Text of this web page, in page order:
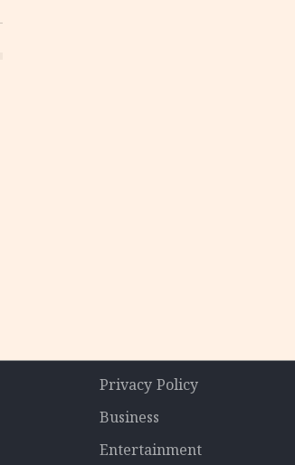
Privacy Policy
Business
Entertainment